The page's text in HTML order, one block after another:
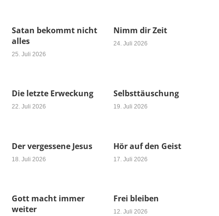
Satan bekommt nicht
alles
25. Juli 2026
Nimm dir Zeit
24. Juli 2026
Die letzte Erweckung
22. Juli 2026
Selbsttäuschung
19. Juli 2026
Der vergessene Jesus
18. Juli 2026
Hör auf den Geist
17. Juli 2026
Gott macht immer
weiter
Frei bleiben
12. Juli 2026